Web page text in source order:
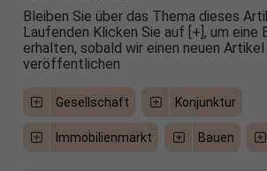
Bleiben Sie über das Thema dieses
Laufenden Klicken Sie auf [+], um eine
erhalten, sobald wir einen neuen
veröffentlichen
Gesellschaft Konjunktur
Immobilienmarkt Bauen